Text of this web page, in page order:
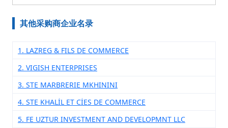
其他采购商企业名录
1. LAZREG & FILS DE COMMERCE
2. VIGISH ENTERPRISES
3. STE MARBRERIE MKHININI
4. STE KHALİL ET CİES DE COMMERCE
5. FE UZTUR INVESTMENT AND DEVELOPMNT LLC